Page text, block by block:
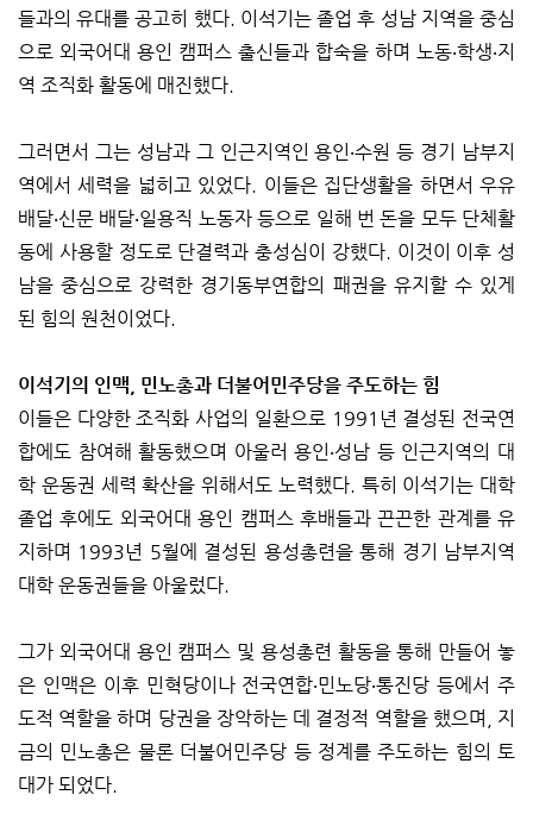
들과의 유대를 공고히 했다. 이석기는 졸업 후 성남 지역을 중심
으로 외국어대 용인 캠퍼스 출신들과 합숙을 하며 노동‧학생‧지
역 조직화 활동에 매진했다.
그러면서 그는 성남과 그 인근지역인 용인‧수원 등 경기 남부지
역에서 세력을 넓히고 있었다. 이들은 집단생활을 하면서 우유
배달‧신문 배달‧일용직 노동자 등으로 일해 번 돈을 모두 단체활
동에 사용할 정도로 단결력과 충성심이 강했다. 이것이 이후 성
남을 중심으로 강력한 경기동부연합의 패권을 유지할 수 있게
된 힘의 원천이었다.
이석기의 인맥, 민노총과 더불어민주당을 주도하는 힘
이들은 다양한 조직화 사업의 일환으로 1991년 결성된 전국연
합에도 참여해 활동했으며 아울러 용인‧성남 등 인근지역의 대
학 운동권 세력 확산을 위해서도 노력했다. 특히 이석기는 대학
졸업 후에도 외국어대 용인 캠퍼스 후배들과 끈끈한 관계를 유
지하며 1993년 5월에 결성된 용성총련을 통해 경기 남부지역
대학 운동권들을 아울렀다.
그가 외국어대 용인 캠퍼스 및 용성총련 활동을 통해 만들어 놓
은 인맥은 이후 민혁당이나 전국연합‧민노당‧통진당 등에서 주
도적 역할을 하며 당권을 장악하는 데 결정적 역할을 했으며, 지
금의 민노총은 물론 더불어민주당 등 정계를 주도하는 힘의 토
대가 되었다.